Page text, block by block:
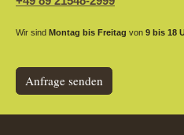
Wir sind Montag bis Freitag von 9 bis 18
Anfrage senden